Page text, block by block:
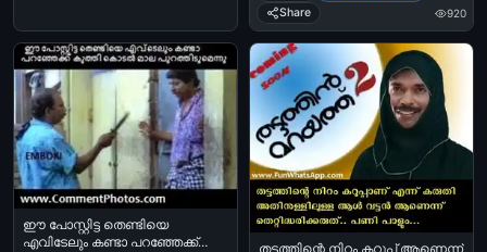
Share
920
ഈ പോസ്റ്റിട്ട തെണ്ടിയെ
എവിടേലും കണ്ടാ പറഞ്ഞേക്ക്
തട്ടത്തിന്റെ നിറം കറുപ്പ് ആണെന്ന്